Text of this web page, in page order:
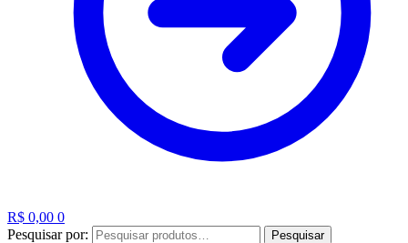
R$ 0,00 0
Pesquisar por:
Pesquisar